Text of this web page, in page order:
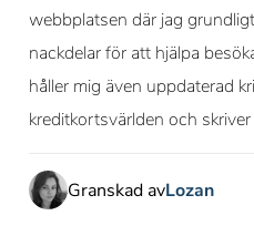
webbplatsen där jag
nackdelar för att hjälpa
håller mig även uppdaterad
kreditkortsvärlden och
Granskad avLozan